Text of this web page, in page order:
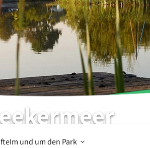
Im und um den Park Offen